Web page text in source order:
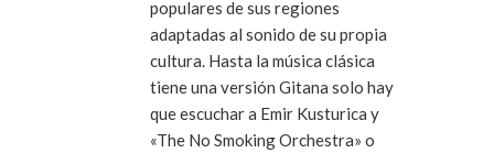
populares de sus regiones
adaptadas al sonido de su propia
cultura. Hasta la música clásica
tiene una versión Gitana solo hay
que escuchar a Emir Kusturica y
«The No Smoking Orchestra» o